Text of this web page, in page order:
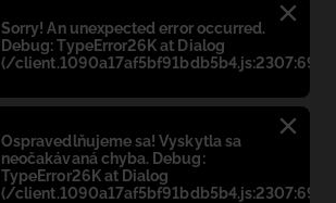
Błąd:
Sorry! An unexpected error occurred.
Debug: TypeError26K at Dialog
(/client.1090a17af5bf91bdb5b4.js:2307:698)
Błąd:
Ospravedlňujeme sa! Vyskytla sa
neočakávaná chyba. Debug:
TypeError26K at Dialog
(/client.1090a17af5bf91bdb5b4.js:2307:698)